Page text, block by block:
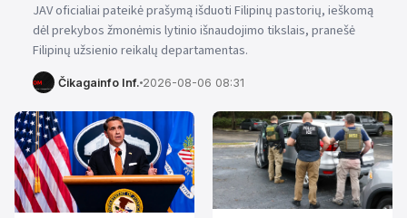
JAV oficialiai pateikė prašymą išduoti Filipinų pastorių, ieškomą
dėl prekybos žmonėmis lytinio išnaudojimo tikslais, pranešė
Filipinų užsienio reikalų departamentas.
Čikagainfo Inf. 2026-08-06 08:31